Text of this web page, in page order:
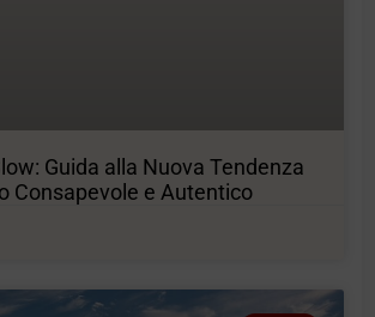
Guida alla Nuova Tendenza
Consapevole e Autentico